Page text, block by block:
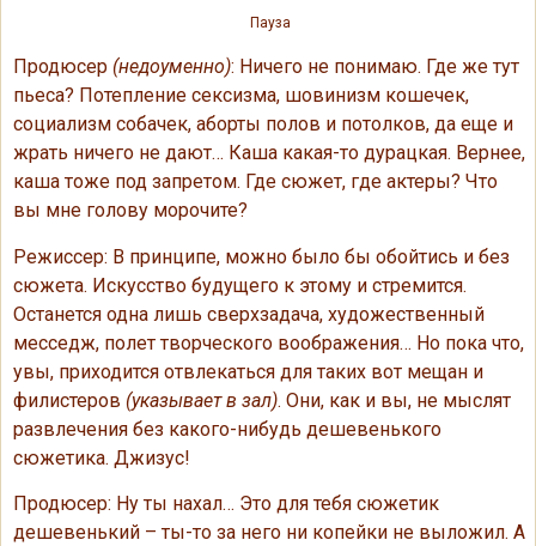
Пауза
Продюсер (недоуменно): Ничего не понимаю. Где же тут
пьеса? Потепление сексизма, шовинизм кошечек,
социализм собачек, аборты полов и потолков, да еще и
жрать ничего не дают… Каша какая-то дурацкая. Вернее,
каша тоже под запретом. Где сюжет, где актеры? Что
вы мне голову морочите?
Режиссер: В принципе, можно было бы обойтись и без
сюжета. Искусство будущего к этому и стремится.
Останется одна лишь сверхзадача, художественный
месседж, полет творческого воображения… Но пока что,
увы, приходится отвлекаться для таких вот мещан и
филистеров (указывает в зал). Они, как и вы, не мыслят
развлечения без какого-нибудь дешевенького
сюжетика. Джизус!
Продюсер: Ну ты нахал… Это для тебя сюжетик
дешевенький – ты-то за него ни копейки не выложил. А